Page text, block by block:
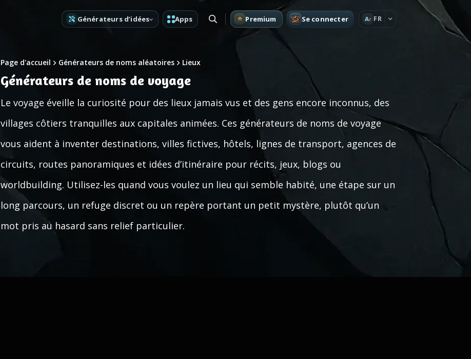
Générateurs d’idées Apps Premium Se connecter A FR
Page d'accueil Générateurs de noms aléatoires Lieux
Générateurs de noms de voyage
Le voyage éveille la curiosité pour des lieux jamais vus et des gens encore inconnus, des
villages côtiers tranquilles aux capitales animées. Ces générateurs de noms de voyage
vous aident à inventer destinations, villes fictives, hôtels, lignes de transport, agences de
circuits, routes panoramiques et idées d’itinéraire pour récits, jeux, blogs ou
worldbuilding. Utilisez-les quand vous voulez un lieu qui semble habité, une étape sur un
long parcours, un refuge discret ou un repère portant un petit mystère, plutôt qu’un
mot pris au hasard sans relief particulier.